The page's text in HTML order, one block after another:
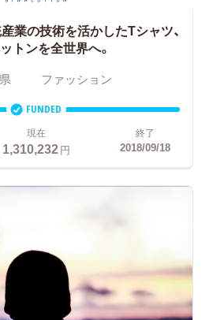
業の技術を活かしたTシャツ、
トンを全世界へ。
ファッション
FUNDED
現在
1,310,232円
終了
2018/09/18